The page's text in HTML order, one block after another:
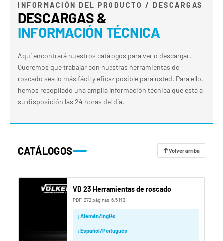
INFORMACIÓN DEL PRODUCTO / DESCARGAS
DESCARGAS &
INFORMACIÓN TÉCNICA
Aquí encontrará nuestros catálogos para ver o descargar.
Queremos que trabajar con nuestras herramientas de
roscado sea lo más fácil y eficaz posible para usted. Para ello,
hemos recopilado una amplia información técnica que está a
su disposición las 24 horas del día.
CATÁLOGOS Volver arriba
VD 23 Herramientas de roscado
PDF, 272 páginas, 6.5 MB
Alemán/Inglés
Español/Portugués